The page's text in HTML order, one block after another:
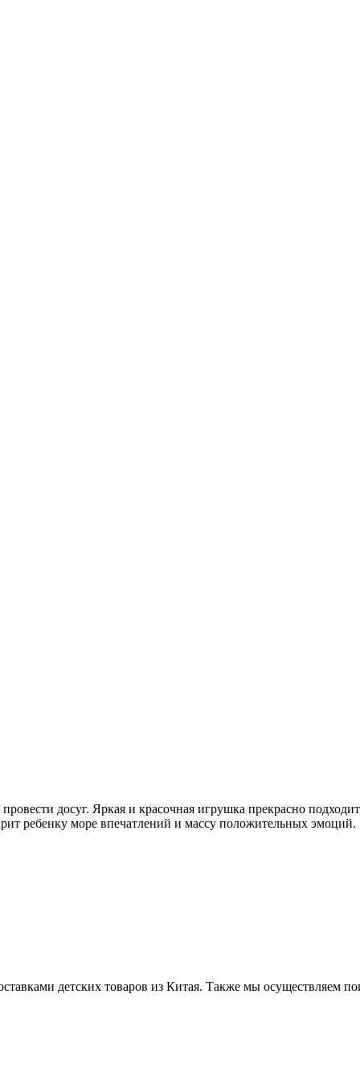
досуг. Яркая и красочная игрушка прекрасно
ребенку море впечатлений и массу положительных эмоций.
детских товаров из Китая. Также мы осуществляем